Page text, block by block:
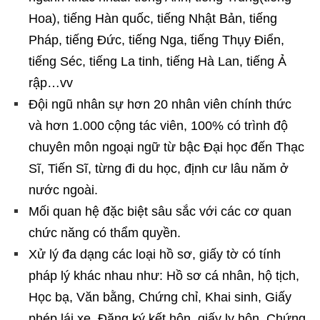
Hoa), tiếng Hàn quốc, tiếng Nhật Bản, tiếng
Pháp, tiếng Đức, tiếng Nga, tiếng Thụy Điển,
tiếng Séc, tiếng La tinh, tiếng Hà Lan, tiếng Ả
rập…vv
Đội ngũ nhân sự hơn 20 nhân viên chính thức
và hơn 1.000 cộng tác viên, 100% có trình độ
chuyên môn ngoại ngữ từ bậc Đại học đến Thạc
Sĩ, Tiến Sĩ, từng đi du học, định cư lâu năm ở
nước ngoài.
Mối quan hệ đặc biệt sâu sắc với các cơ quan
chức năng có thẩm quyền.
Xử lý đa dạng các loại hồ sơ, giấy tờ có tính
pháp lý khác nhau như: Hồ sơ cá nhân, hộ tịch,
Học bạ, Văn bằng, Chứng chỉ, Khai sinh, Giấy